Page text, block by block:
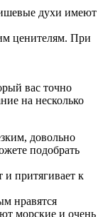
духи имеют
ценителям. При
вас точно
на несколько
довольно
подобрать
и притягивает к
нравятся
морские и очень